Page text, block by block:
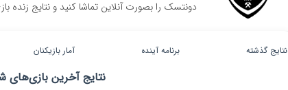
دونتسک را بصورت آنلاین تماشا کنید و نتایج زنده
نتایج گذشته برنامه آینده آمار بازیکنان
نتایج آخرین بازی‌های